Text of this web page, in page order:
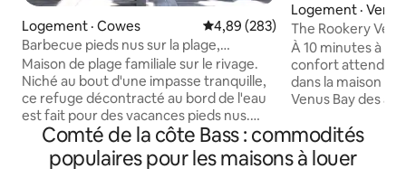
Logement · Cowes Note moyenne de 4,89 sur 5,
4,89 (283)
Barbecue pieds nus sur la plage,
wallabies et vagues
Maison de plage familiale sur le rivage.
Niché au bout d'une impasse tranquille,
ce refuge décontracté au bord de l'eau
est fait pour des vacances pieds nus.
Promenez-vous jusqu'aux piscines
rocheuses, jouez sur la pelouse,
observez les wallabies paître et les
Logement ·
The Rookery
Wood + Animaux
À 10 minutes à
confort attend
dans la maison
Venus Bay des
complète. Linge de maison gratuit, bois
de chauffage,
- tout compris ;
Comté de la côte Bass : commodités
populaires pour les maisons à louer